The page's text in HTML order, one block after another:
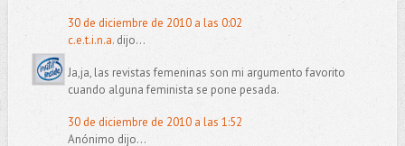
30 de diciembre de 2010 a las 0:02
c.e.t.i.n.a.dijo...
Ja,ja, las revistas femeninas son mi argumento favorito
cuando alguna feminista se pone pesada.
30 de diciembre de 2010 a las 1:52
Anónimo dijo...